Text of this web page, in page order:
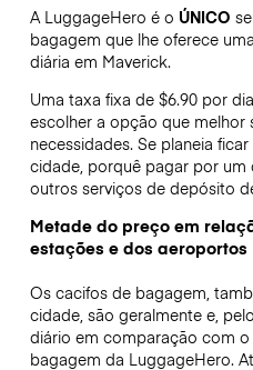
A LuggageHero é o ÚNICO
bagagem que lhe oferece
diária em Maverick.
Uma taxa fixa de $6.90 por
escolher a opção que melhor
necessidades. Se planeia
cidade, porquê pagar por
outros serviços de depósito
Metade do preço em
estações e dos aeroportos
Os cacifos de bagagem,
cidade, são geralmente e,
diário em comparação com
bagagem da LuggageHero.